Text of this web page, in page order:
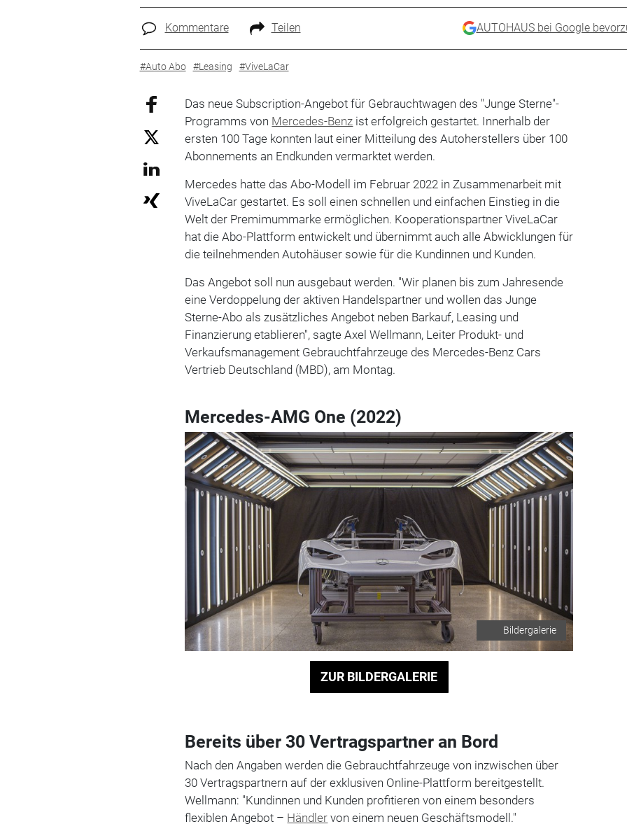
Kommentare Teilen AUTOHAUS bei Google
#Auto Abo #Leasing #ViveLaCar
Das neue Subscription-Angebot für Gebrauchtwagen des "Junge Sterne"-
Programms von Mercedes-Benz ist erfolgreich gestartet. Innerhalb der
ersten 100 Tage konnten laut einer Mitteilung des Autoherstellers über 100
Abonnements an Endkunden vermarktet werden.
Mercedes hatte das Abo-Modell im Februar 2022 in Zusammenarbeit mit
ViveLaCar gestartet. Es soll einen schnellen und einfachen Einstieg in die
Welt der Premimummarke ermöglichen. Kooperationspartner ViveLaCar
hat die Abo-Plattform entwickelt und übernimmt auch alle Abwicklungen für
die teilnehmenden Autohäuser sowie für die Kundinnen und Kunden.
Das Angebot soll nun ausgebaut werden. "Wir planen bis zum Jahresende
eine Verdoppelung der aktiven Handelspartner und wollen das Junge
Sterne-Abo als zusätzliches Angebot neben Barkauf, Leasing und
Finanzierung etablieren", sagte Axel Wellmann, Leiter Produkt- und
Verkaufsmanagement Gebrauchtfahrzeuge des Mercedes-Benz Cars
Vertrieb Deutschland (MBD), am Montag.
Mercedes-AMG One (2022)
Bildergalerie
ZUR BILDERGALERIE
Bereits über 30 Vertragspartner an Bord
Nach den Angaben werden die Gebrauchtfahrzeuge von inzwischen über
30 Vertragspartnern auf der exklusiven Online-Plattform bereitgestellt.
Wellmann: "Kundinnen und Kunden profitieren von einem besonders
flexiblen Angebot – Händler von einem neuen Geschäftsmodell."